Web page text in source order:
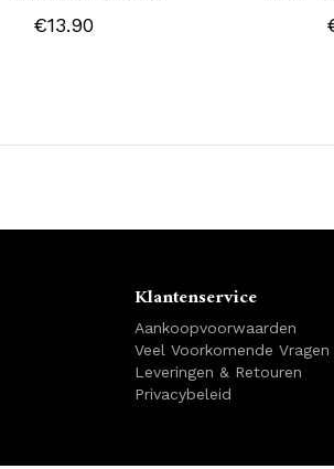
€13.90
Klantenservice
Aankoopvoorwaarden
Veel Voorkomende Vragen
Leveringen & Retouren
Privacybeleid